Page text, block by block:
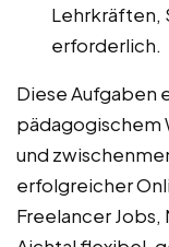
Lehrkräften,
erforderlich.
Diese Aufgaben
pädagogischem
und
erfolgreicher
Freelancer